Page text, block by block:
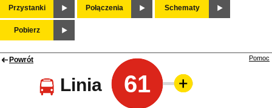
Przystanki Połączenia Schematy
Pobierz
Powrót
Linia 61
Pomoc